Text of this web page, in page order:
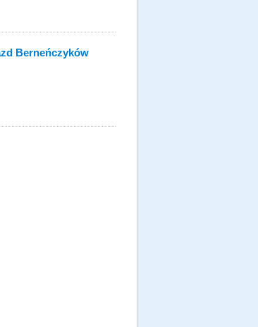
Berneńczyków